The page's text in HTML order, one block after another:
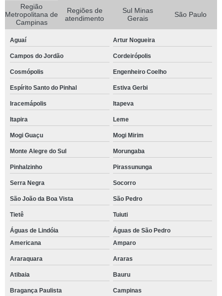
Região
Metropolitana de
Campinas
Regiões de
atendimento
Sul Minas
Gerais
São Paulo
Aguaí Artur Nogueira
Campos do Jordão Cordeirópolis
Cosmópolis Engenheiro Coelho
Espírito Santo do Pinhal Estiva Gerbi
Iracemápolis Itapeva
Itapira Leme
Mogi Guaçu Mogi Mirim
Monte Alegre do Sul Morungaba
Pinhalzinho Pirassununga
Serra Negra Socorro
São João da Boa Vista São Pedro
Tietê Tuiuti
Águas de Lindóia
Águas de São Pedro
Americana
Amparo
Araraquara Araras
Atibaia Bauru
Bragança Paulista Campinas